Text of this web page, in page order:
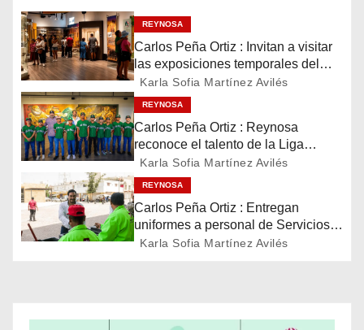
a
c
i
ó
d
e
REYNOSA
Carlos Peña Ortiz : Invitan a visitar
las exposiciones temporales del
Museo del Ferrocarril Reynosa
Karla Sofia Martínez Avilés
REYNOSA
Carlos Peña Ortiz : Reynosa
reconoce el talento de la Liga
Treviño Kelly, subcampeona
latinoamericana
Karla Sofia Martínez Avilés
REYNOSA
Carlos Peña Ortiz : Entregan
uniformes a personal de Servicios
Públicos de Reynosa
Karla Sofia Martínez Avilés